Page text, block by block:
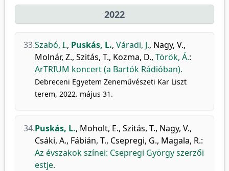
2022
33.Szabó, I., Puskás, L., Váradi, J., Nagy, V.,
Molnár, Z., Szitás, T., Kozma, D., Török, Á.:
ArTRIUM koncert (a Bartók Rádióban).
Debreceni Egyetem Zeneművészeti Kar Liszt
terem, 2022. május 31.
34.Puskás, L., Moholt, E., Szitás, T., Nagy, V.,
Csáki, A., Fábián, T., Csepregi, G., Magala, R.:
Az évszakok színei: Csepregi György szerzői
estje.